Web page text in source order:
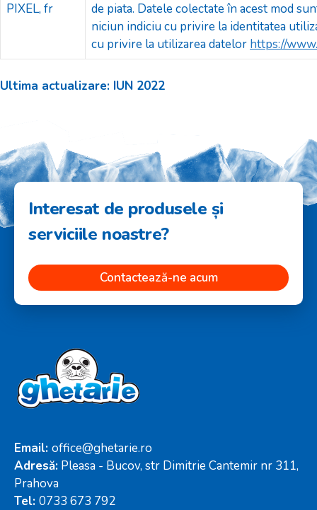
PIXEL, fr
de piata. Datele colectate în acest mod
niciun indiciu cu privire la identitatea
cu privire la utilizarea datelor https://
Ultima actualizare: IUN 2022
Interesat de produsele și
serviciile noastre?
Contactează-ne acum
Email: office@ghetarie.ro
Adresă: Pleasa - Bucov, str Dimitrie Cantemir nr 311,
Prahova
Tel: 0733 673 792